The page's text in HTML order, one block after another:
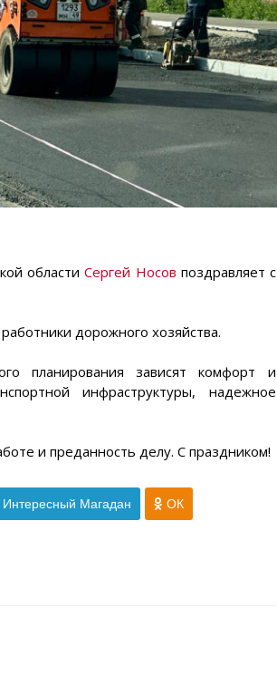
областиСергей Носов поздравляет с
дорожного хозяйства.
планирования зависят комфорт и
инфраструктуры, надежное
и преданность делу. С праздником!
Интересный Магадан ОК